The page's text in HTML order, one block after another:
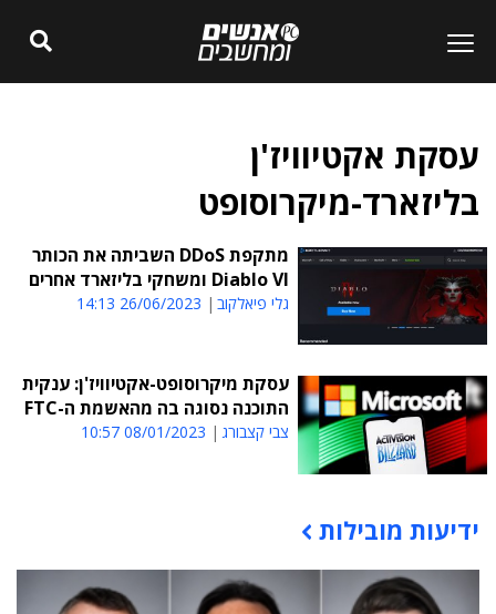
עסקת אקטיוויז'ן
בליזארד-מיקרוסופט
מתקפת DDoS השביתה את הכותר
Diablo VI ומשחקי בליזארד אחרים
גלי פיאלקוב 26/06/2023 14:13
עסקת מיקרוסופט-אקטיוויז'ן: ענקית
התוכנה נסוגה בה מהאשמת ה-FTC
צבי קצבורג 08/01/2023 10:57
תוכן פרסומי
ידיעות מובילות